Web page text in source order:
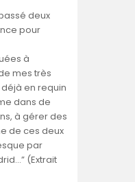
deux
pour
à
mes très
en requin
dans de
à gérer des
de ces deux
par
(Extrait